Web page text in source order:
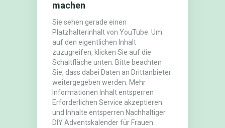
machen
Sie sehen gerade einen
Platzhalterinhalt von YouTube. Um
auf den eigentlichen Inhalt
zuzugreifen, klicken Sie auf die
Schaltfläche unten. Bitte beachten
Sie, dass dabei Daten an Drittanbieter
weitergegeben werden. Mehr
Informationen Inhalt entsperren
Erforderlichen Service akzeptieren
und Inhalte entsperren Nachhaltiger
DIY Adventskalender für Frauen